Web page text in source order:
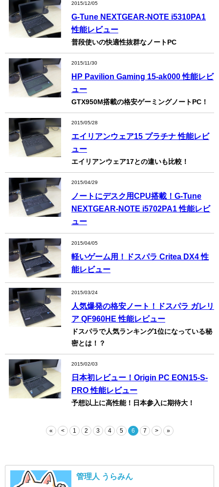
2015/12/05
G-Tune NEXTGEAR-NOTE i5310PA1
性能レビュー
普段使いの快適性抜群なノートPC
2015/11/30
HP Pavilion Gaming 15-ak000 性能レビ
ュー
GTX950M搭載の格安ゲーミングノートPC！
2015/05/28
エイリアンウェア15 プラチナ 性能レビ
ュー
エイリアンウェア17との違いも比較！
2015/04/29
ノートにデスク用CPU搭載！G-Tune
NEXTGEAR-NOTE i5702PA1 性能レビ
ュー
2015/04/05
軽いゲーム用！ドスパラ Critea DX4 性
能レビュー
2015/03/24
人気爆発の格安ノート！ドスパラ ガレリ
ア QF960HE 性能レビュー
ドスパラで人気ランキング1位になっている秘
密とは！？
2015/02/03
日本初レビュー！Origin PC EON15-S-
PRO 性能レビュー
予想以上に高性能！日本参入に期待大！
« < 1 2 3 4 5 6 7 > »
管理人 うらみん